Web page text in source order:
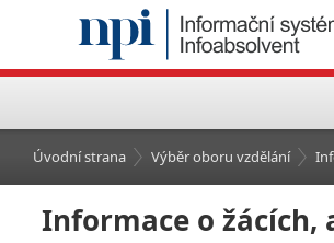
Úvodní strana Výběr oboru vzdělání
Informace o